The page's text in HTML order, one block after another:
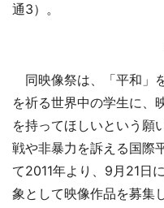
通3）。
同映像祭は、「平和」
を祈る世界中の学生に、
を持ってほしいという願
戦や非暴力を訴える国際
て2011年より、9月21日
象として映像作品を募集